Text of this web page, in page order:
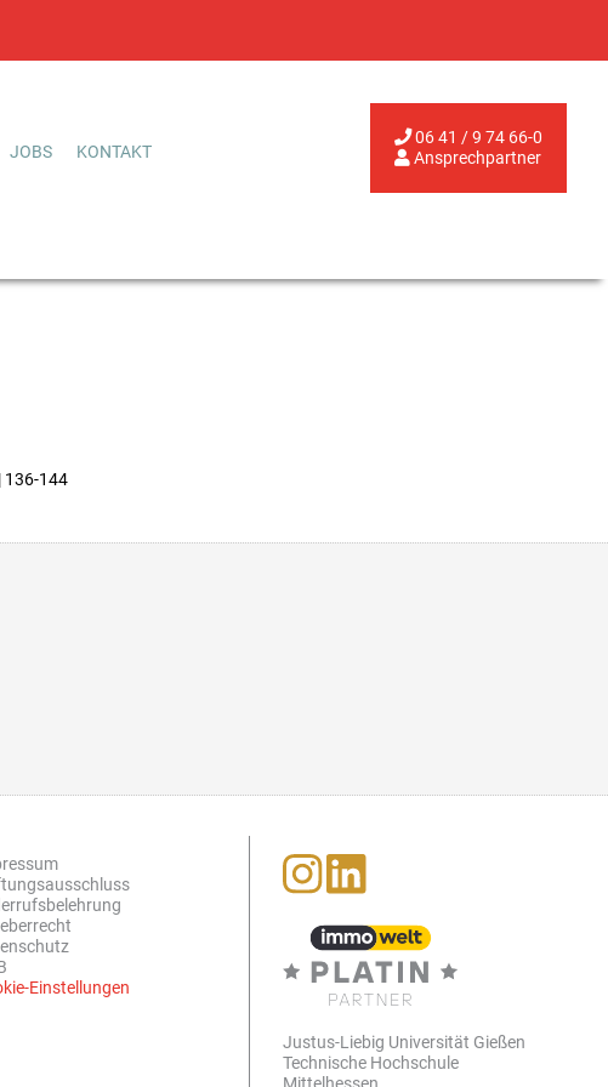
JOBS KONTAKT
06 41 / 9 74 66-0
Ansprechpartner
144
Einstellungen
Justus-Liebig Universität Gießen
Technische Hochschule